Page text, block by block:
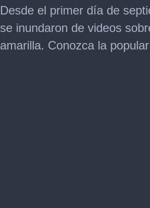
seconds
of
minute,
seconds
Desde el primer día de
se inundaron de videos
amarilla. Conozca la